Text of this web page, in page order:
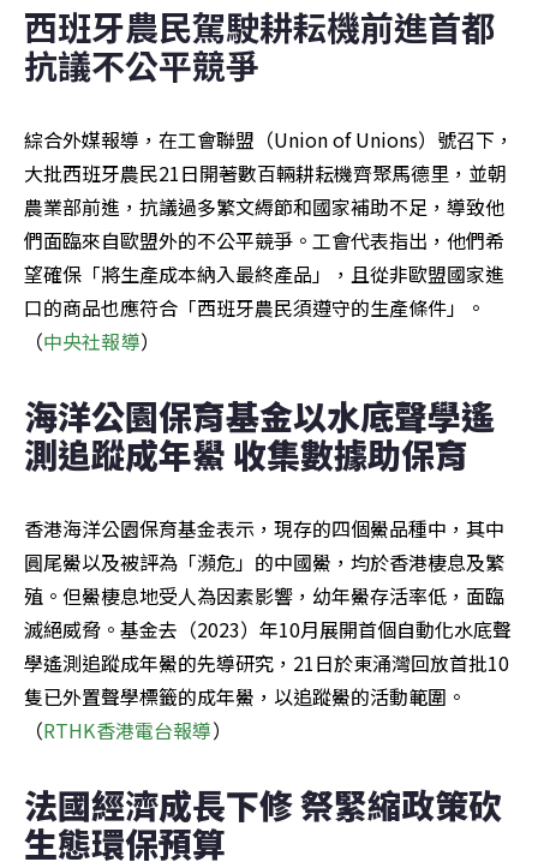
西班牙農民駕駛耕耘機前進首都
抗議不公平競爭
綜合外媒報導，在工會聯盟（Union of Unions）號召下，
大批西班牙農民21日開著數百輛耕耘機齊聚馬德里，並朝
農業部前進，抗議過多繁文縟節和國家補助不足，導致他
們面臨來自歐盟外的不公平競爭。工會代表指出，他們希
望確保「將生產成本納入最終產品」，且從非歐盟國家進
口的商品也應符合「西班牙農民須遵守的生產條件」。
（中央社報導）
海洋公園保育基金以水底聲學遙
測追蹤成年鱟 收集數據助保育
香港海洋公園保育基金表示，現存的四個鱟品種中，其中
圓尾鱟以及被評為「瀕危」的中國鱟，均於香港棲息及繁
殖。但鱟棲息地受人為因素影響，幼年鱟存活率低，面臨
滅絕威脅。基金去（2023）年10月展開首個自動化水底聲
學遙測追蹤成年鱟的先導研究，21日於東涌灣回放首批10
隻已外置聲學標籤的成年鱟，以追蹤鱟的活動範圍。
（RTHK香港電台報導）
法國經濟成長下修 祭緊縮政策砍
生態環保預算